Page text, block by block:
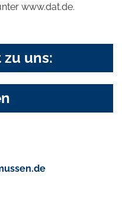
www.dat.de.
uns: